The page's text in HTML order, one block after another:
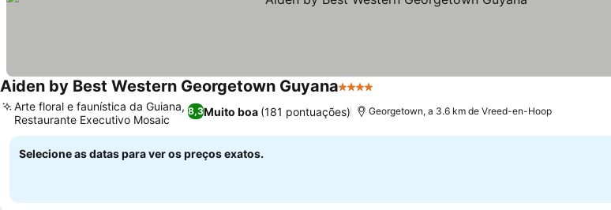
Aiden by Best Western Georgetown Guyana4 Estrelas
8,3Muito boa (181 pontuações)
Arte floral e faunística da Guiana,
Restaurante Executivo Mosaic
Georgetown, a 3.6 km de Vreed-en-Hoop
Selecione as datas para ver os preços exatos.